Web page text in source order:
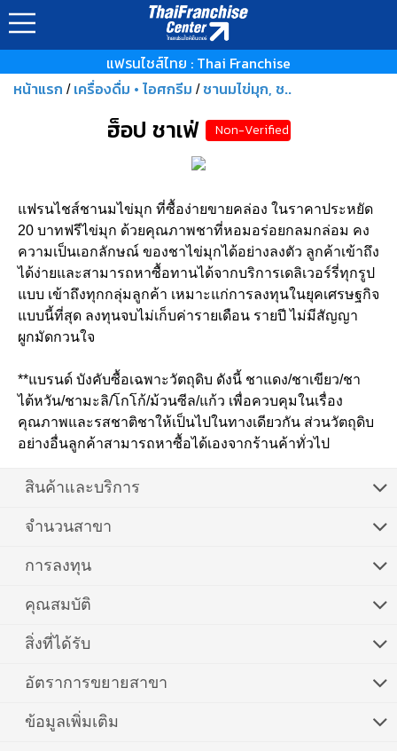
แฟรนไชส์ไทย : Thai Franchise
หน้าแรก / เครื่องดื่ม • ไอศกรีม / ชานมไข่มุก, ช..
ฮ็อป ชาเฟ่ Non-Verified
แฟรนไชส์ชานมไข่มุก ที่ซื้อง่ายขายคล่อง ในราคาประหยัด
20 บาทฟรีไข่มุก ด้วยคุณภาพชาที่หอมอร่อยกลมกล่อม คง
ความเป็นเอกลักษณ์ ของชาไข่มุกได้อย่างลงตัว ลูกค้าเข้าถึง
ได้ง่ายและสามารถหาซื้อทานได้จากบริการเดลิเวอร์รี่ทุกรูป
แบบ เข้าถึงทุกกลุ่มลูกค้า เหมาะแก่การลงทุนในยุคเศรษฐกิจ
แบบนี้ที่สุด ลงทุนจบไม่เก็บค่ารายเดือน รายปี ไม่มีสัญญา
ผูกมัดกวนใจ
**แบรนด์ บังคับซื้อเฉพาะวัตถุดิบ ดังนี้ ชาแดง/ชาเขียว/ชา
ไต้หวัน/ชามะลิ/โกโก้/ม้วนซีล/แก้ว เพื่อควบคุมในเรื่อง
คุณภาพและรสชาติชาให้เป็นไปในทางเดียวกัน ส่วนวัตถุดิบ
อย่างอื่นลูกค้าสามารถหาซื้อได้เองจากร้านค้าทั่วไป
สินค้าและบริการ
จำนวนสาขา
การลงทุน
คุณสมบัติ
สิ่งที่ได้รับ
อัตราการขยายสาขา
ข้อมูลเพิ่มเติม